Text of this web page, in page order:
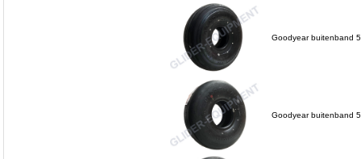
Goodyear buitenband
Goodyear buitenband